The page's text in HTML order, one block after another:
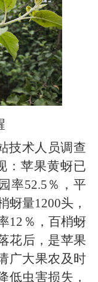
技术人员调查
苹果黄蚜已
率52.5％，平
蚜量1200头，
12％，百梢蚜
花后，是苹果
广大果农及时
低虫害损失，